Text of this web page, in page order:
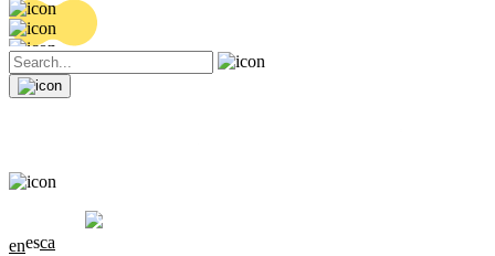
0.06 (+0.3%)
enesca